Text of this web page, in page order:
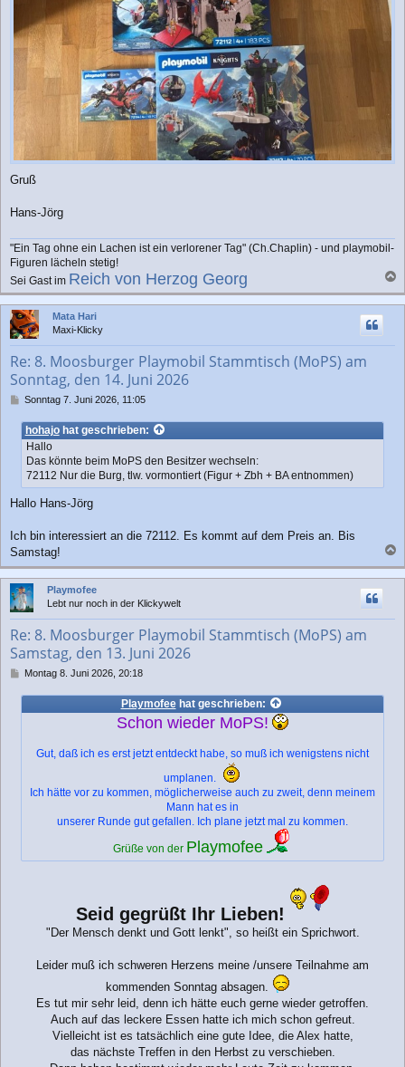
Gruß
Hans-Jörg
"Ein Tag ohne ein Lachen ist ein verlorener Tag" (Ch.Chaplin) - und playmobil-
Figuren lächeln stetig!
Sei Gast im Reich von Herzog Georg
a
c
Mata Hari
Maxi-Klicky
Re: 8. Moosburger Playmobil Stammtisch (MoPS) am
Sonntag, den 14. Juni 2026
B
i
t
Sonntag 7. Juni 2026, 11:05
hohajohat geschrieben:
Hallo
Das könnte beim MoPS den Besitzer wechseln:
72112 Nur die Burg, tlw. vormontiert (Figur + Zbh + BA entnommen)
Hallo Hans-Jörg
Ich bin interessiert an die 72112. Es kommt auf dem Preis an. Bis
Samstag!
a
c
Playmofee
Lebt nur noch in der Klickywelt
Re: 8. Moosburger Playmobil Stammtisch (MoPS) am
Samstag, den 13. Juni 2026
B
i
t
Montag 8. Juni 2026, 20:18
Playmofeehat geschrieben:
Schon wieder MoPS!
Gut, daß ich es erst jetzt entdeckt habe, so muß ich wenigstens nicht
umplanen.
Ich hätte vor zu kommen, möglicherweise auch zu zweit, denn meinem
Mann hat es in
unserer Runde gut gefallen. Ich plane jetzt mal zu kommen.
Grüße von der Playmofee
Seid gegrüßt Ihr Lieben!
"Der Mensch denkt und Gott lenkt", so heißt ein Sprichwort.
Leider muß ich schweren Herzens meine /unsere Teilnahme am
kommenden Sonntag absagen.
Es tut mir sehr leid, denn ich hätte euch gerne wieder getroffen.
Auch auf das leckere Essen hatte ich mich schon gefreut.
Vielleicht ist es tatsächlich eine gute Idee, die Alex hatte,
das nächste Treffen in den Herbst zu verschieben.